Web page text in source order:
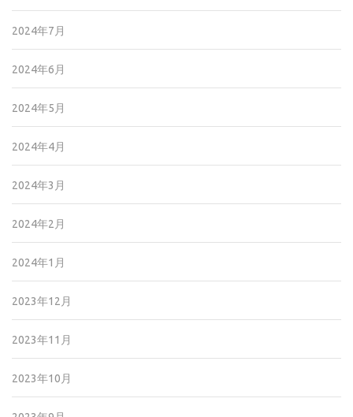
2024年7月
2024年6月
2024年5月
2024年4月
2024年3月
2024年2月
2024年1月
2023年12月
2023年11月
2023年10月